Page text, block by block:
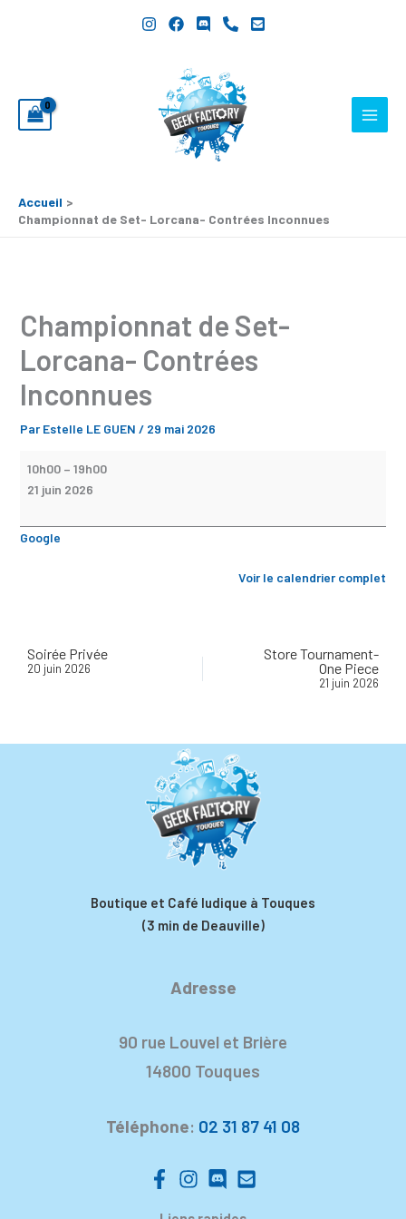
Accueil
Championnat de Set- Lorcana- Contrées Inconnues
Championnat de Set-
Lorcana- Contrées
Inconnues
ParEstelle LE GUEN / 29 mai 2026
Inconnues
10h00 – 19h00
21 juin 2026
Google
Voir le calendrier complet
Soirée Privée
20 juin 2026
Store Tournament-
One Piece
21 juin 2026
Boutique et Café ludique à Touques
(3 min de Deauville)
Adresse
90 rue Louvel et Brière
14800 Touques
Téléphone: 02 31 87 41 08